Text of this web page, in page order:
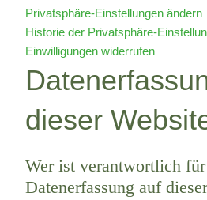
Privatsphäre-Einstellungen ändern
Historie der Privatsphäre-
Einwilligungen widerrufen
dieser
Wer ist verantwortlich
Datenerfassung auf